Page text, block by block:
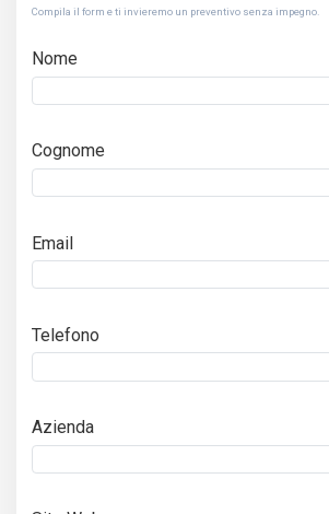
Compila il form e ti invieremo un preventivo senza impegno.
Nome
Cognome
Email
Telefono
Azienda